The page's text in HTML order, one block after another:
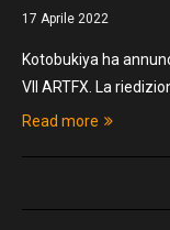
17 Aprile 2022
Kotobukiya ha
VII ARTFX. La
Read more